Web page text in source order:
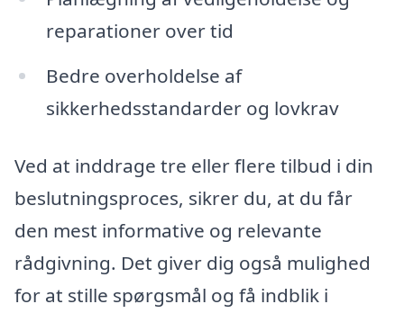
reparationer over tid
Bedre overholdelse af
sikkerhedsstandarder og lovkrav
Ved at inddrage tre eller flere tilbud i din
beslutningsproces, sikrer du, at du får
den mest informative og relevante
rådgivning. Det giver dig også mulighed
for at stille spørgsmål og få indblik i